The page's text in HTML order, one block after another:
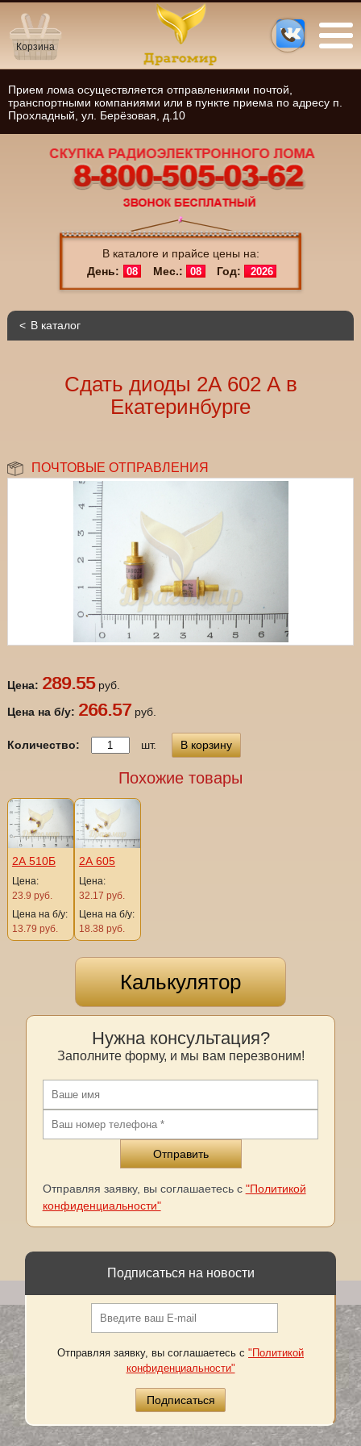
В каталоге и прайсе цены на:
День:
08 Мес.: 08 Год: 2026
Корзина
Прием лома осуществляется отправлениями почтой,
транспортными компаниями или в пункте приема по адресу п.
Прохладный, ул. Берёзовая, д.10
В каталог
Сдать диоды 2А 602 А в
Екатеринбурге
ПОЧТОВЫЕ ОТПРАВЛЕНИЯ
Цена: 289.55руб.
Цена на б/у: 266.57 руб.
Количество: шт. В корзину
Похожие товары
2А 510Б
Цена:
23.9 руб.
Цена на б/у:
13.79 руб.
2А 605
Цена:
32.17 руб.
Цена на б/у:
18.38 руб.
Калькулятор
Нужна консультация?
Заполните форму, и мы вам перезвоним!
Отправляя заявку, вы соглашаетесь с "Политикой
конфиденциальности"
Подписаться на новости
Отправляя заявку, вы соглашаетесь с "Политикой
конфиденциальности"